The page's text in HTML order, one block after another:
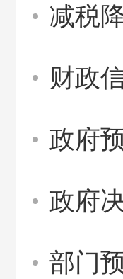
减税
财政
政府
政府
部门